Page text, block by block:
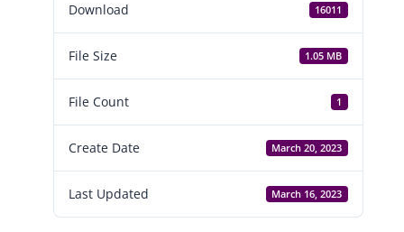
Download 16011
File Size 1.05 MB
File Count 1
Create Date March 20, 2023
Last Updated March 16, 2023